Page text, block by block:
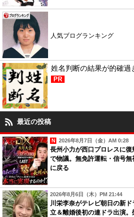
人気ブログランキング
姓名判断の結果が的確過
PR
最近の投稿
2026年8月7日（金）AM 0:28
長州小力が西口プロレスに
で物議。無免許運転・信号
に戻る
2026年8月6日（木）PM 21:44
川栄李奈がテレビ朝日の新
立＆離婚後初の連ドラ出演